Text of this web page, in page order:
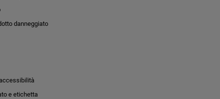
danneggiato
e etichetta